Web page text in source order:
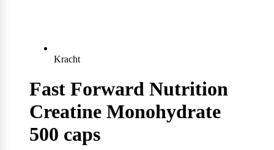
Kracht
Fast Forward Nutrition
Creatine Monohydrate
500 caps